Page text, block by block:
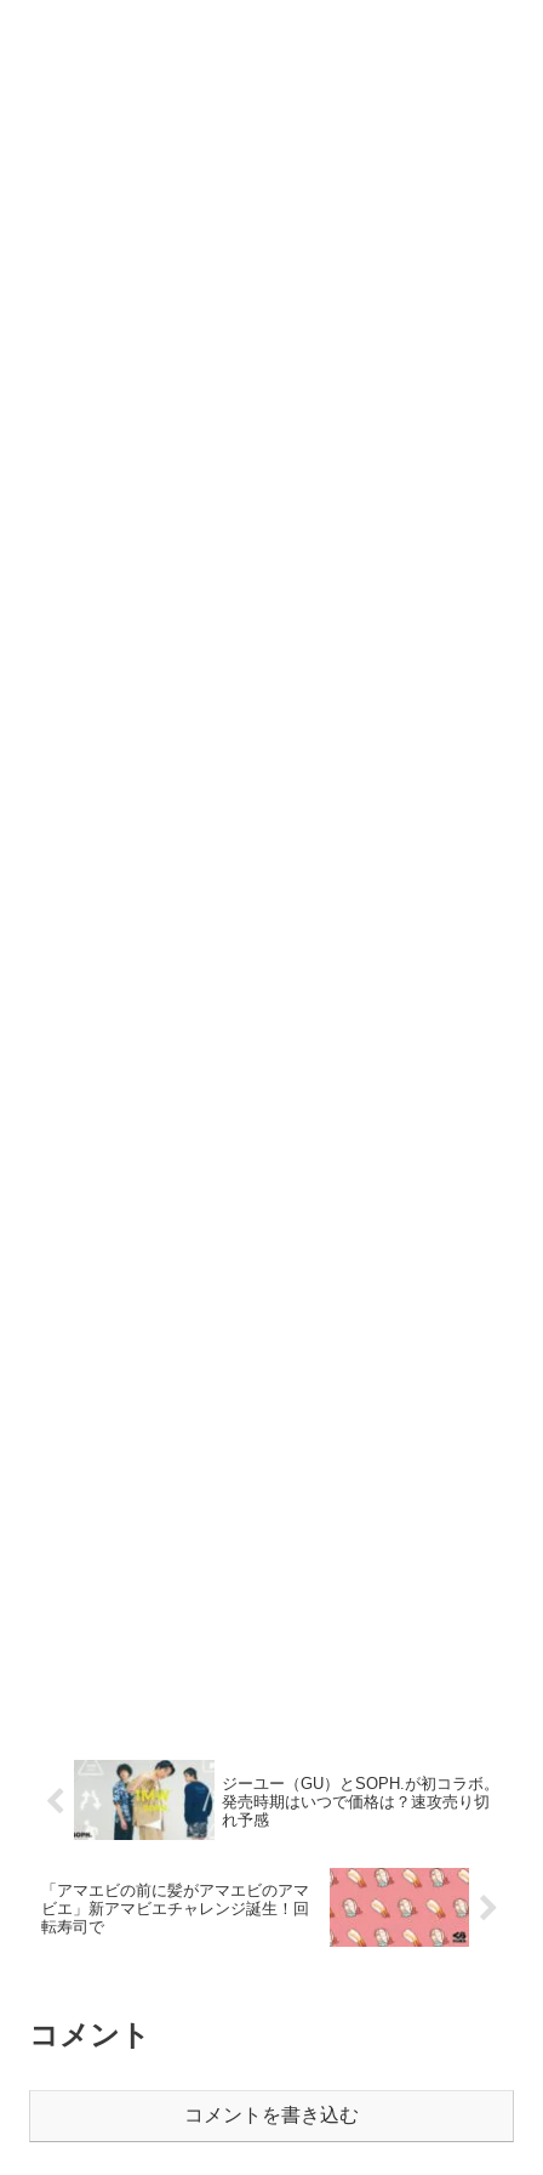
ジーユー（GU）とSOPH.が初コラボ。
発売時期はいつで価格は？速攻売り切
れ予感
「アマエビの前に髪がアマエビのアマ
ビエ」新アマビエチャレンジ誕生！回
転寿司で
コメント
コメントを書き込む